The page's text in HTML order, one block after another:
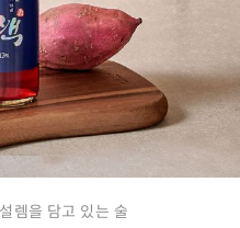
렘을 담고 있는 술